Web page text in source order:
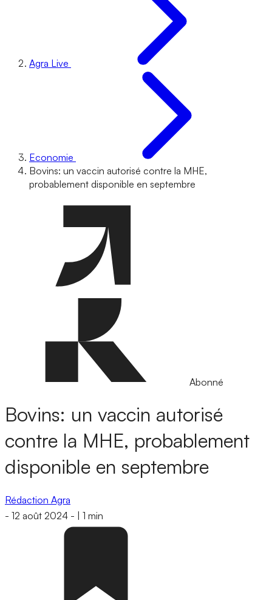
Agra Live
Economie
Bovins: un vaccin autorisé contre la MHE,
probablement disponible en septembre
Abonné
Bovins: un vaccin autorisé
contre la MHE, probablement
disponible en septembre
Rédaction Agra
- 12 août 2024 - 1 min